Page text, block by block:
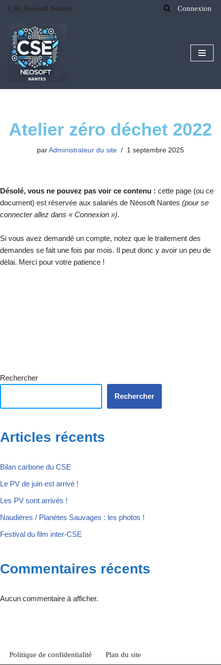
au
contenu
CSE Néosoft Nantes Connexion
Atelier zéro déchet 2022
par Administrateur du site 1 septembre 2025
Désolé, vous ne pouvez pas voir ce contenu : cette page (ou ce
document) est réservée aux salariés de Néosoft Nantes (pour se
connecter allez dans « Connexion »).
Si vous avez demandé un compte, notez que le traitement des
demandes se fait une fois par mois. Il peut donc y avoir un peu de
délai. Merci pour votre patience !
Rechercher
Rechercher
Articles récents
Bilan carbone du CSE
Le PV de juin est arrivé !
Les PV sont arrivés !
Naudières / Planètes Sauvages : les photos !
Festival du film inter-CSE
Commentaires récents
Aucun commentaire à afficher.
Politique de confidentialité Plan du site